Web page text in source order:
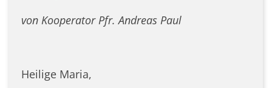
von Kooperator Pfr. Andreas Paul
Heilige Maria,